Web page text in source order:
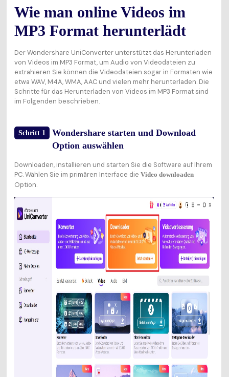
Wie man online Videos im
MP3 Format herunterlädt
Der Wondershare UniConverter unterstützt das Herunterladen
von Videos im MP3 Format, um Audio von Videodateien zu
extrahieren Sie können die Videodateien sogar in Formaten wie
etwa WAV, M4A, WMA, AAC und vielen mehr herunterladen. Die
Schritte für das Herunterladen von Videos im MP3 Format sind
im Folgenden beschrieben.
Schritt 1
Wondershare starten und Download
Option auswählen
Downloaden, installieren und starten Sie die Software auf Ihrem
PC. Wählen Sie im primären Interface die Video downloaden
Option.